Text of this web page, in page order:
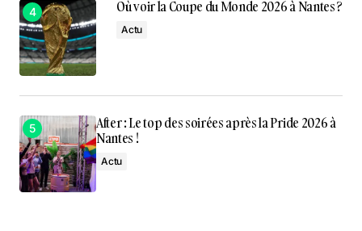
Où voir la Coupe du Monde 2026 à Nantes ?
Actu
After : Le top des soirées après la Pride 2026 à
Nantes !
Actu